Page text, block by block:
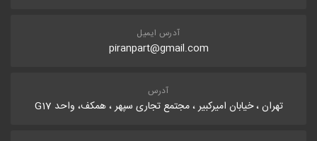
آدرس ایمیل
piranpart@gmail.com
آدرس
تهران ، خیابان امیرکبیر ، مجتمع تجاری سپهر ، همکف، واحد G17